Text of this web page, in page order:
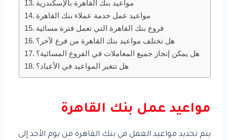
مواعيد بنك القاهرة بالإسكندرية
مواعيد عمل خدمة عملاء بنك القاهرة
فروع بنك القاهرة التي تعمل فترة مسائية
هل تختلف مواعيد بنك القاهرة من فرع لآخر؟
هل يمكن إنجاز جميع المعاملات في الفروع المسائية؟
هل تتغير المواعيد في الأعياد؟
مواعيد عمل بنك القاهرة
يتم تحديد مواعيد العمل في بنك القاهرة من يوم الأحد إلى